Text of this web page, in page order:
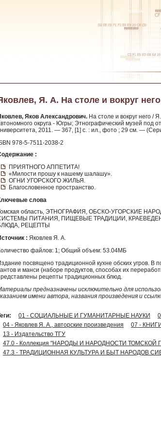
Я. А. На столе и вокруг
Яков Александрович. На столе и вокруг него /
округа - Югры; Этнографический музей под
2011. — 367, [1] с. : ил., фото ; 29 см. —
978-5-7511-2038-2
:
ПРИЯТНОГО АППЕТИТА!
«Милости прошу к нашему шалашу».
ОГНИ УГОРСКОГО ЖИЛЬЯ.
Благословенное пространство.
слова
область, ЭТНОГРАФИЯ, ОБСКО-УГОРСКИЕ
ПИТАНИЯ, ПИЩЕВЫЕ ТРАДИЦИИ,
РЕЦЕПТЫ
: Яковлев Я. А.
файлов: 1; Общий объем: 53.04МБ
посвящено традиционной кухне обских угров.
и манси (наборе продуктов, способах их
рецепты традиционных блюд.
предназначены исключительно для
имени автора, названия произведения и
01 - СОЦИАЛЬНЫЕ И ГУМАНИТАРНЫЕ НАУКИ
04 - Яковлев Я. А., авторские произведения
07 - КНИГИ
13 - Издательство ТГУ
47.0 - Коллекция "НАРОДЫ И НАРОДНОСТИ
47.3 - ТРАДИЦИОННАЯ КУЛЬТУРА И БЫТ НАРОДОВ